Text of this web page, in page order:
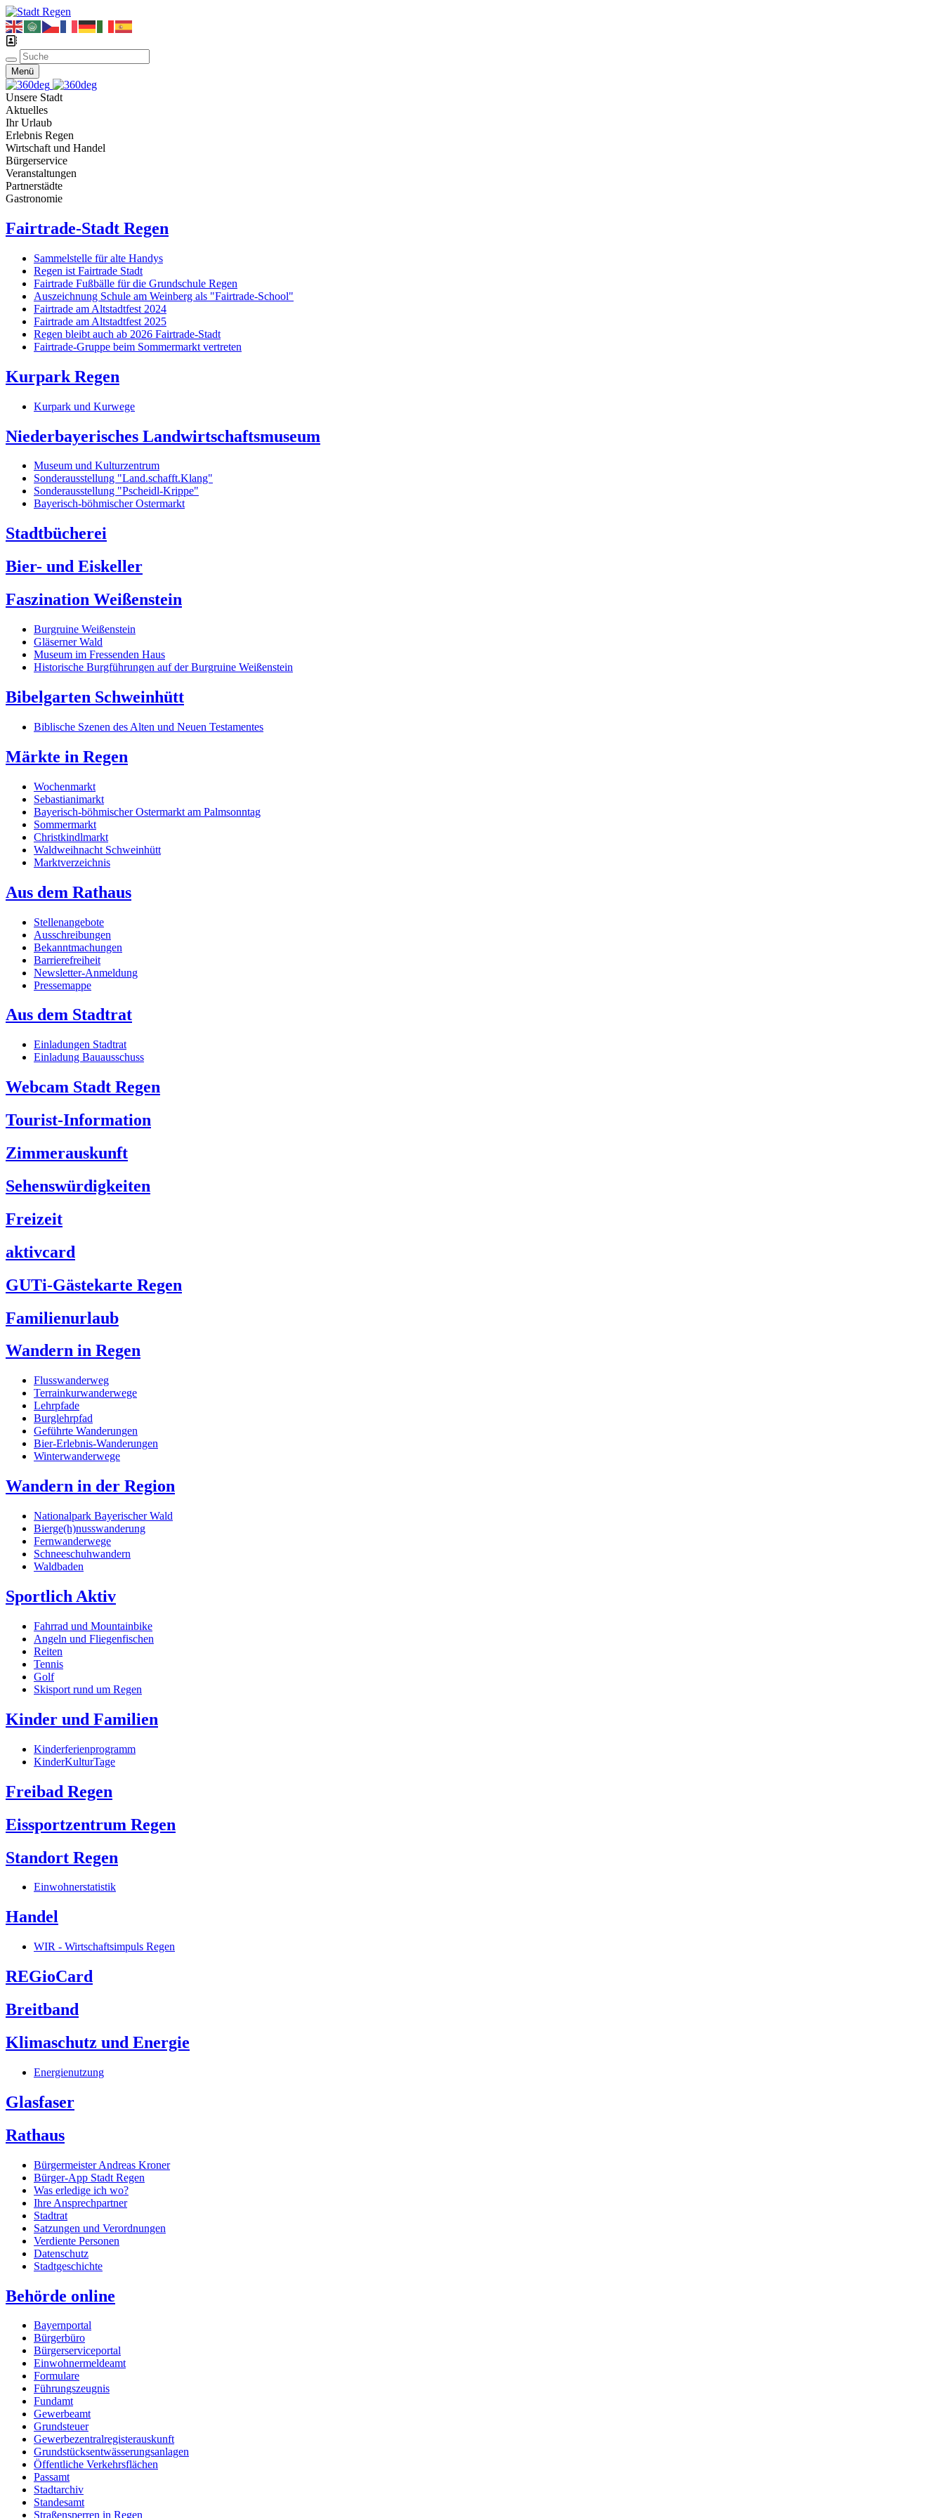
Menü
Unsere Stadt
Aktuelles
Ihr Urlaub
Erlebnis Regen
Wirtschaft und Handel
Bürgerservice
Veranstaltungen
Partnerstädte
Gastronomie
Fairtrade-Stadt Regen
Sammelstelle für alte Handys
Regen ist Fairtrade Stadt
Fairtrade Fußbälle für die Grundschule Regen
Auszeichnung Schule am Weinberg als "Fairtrade-School"
Fairtrade am Altstadtfest 2024
Fairtrade am Altstadtfest 2025
Regen bleibt auch ab 2026 Fairtrade-Stadt
Fairtrade-Gruppe beim Sommermarkt vertreten
Kurpark Regen
Kurpark und Kurwege
Niederbayerisches Landwirtschaftsmuseum
Museum und Kulturzentrum
Sonderausstellung "Land.schafft.Klang"
Sonderausstellung "Pscheidl-Krippe"
Bayerisch-böhmischer Ostermarkt
Stadtbücherei
Bier- und Eiskeller
Faszination Weißenstein
Burgruine Weißenstein
Gläserner Wald
Museum im Fressenden Haus
Historische Burgführungen auf der Burgruine Weißenstein
Bibelgarten Schweinhütt
Biblische Szenen des Alten und Neuen Testamentes
Märkte in Regen
Wochenmarkt
Sebastianimarkt
Bayerisch-böhmischer Ostermarkt am Palmsonntag
Sommermarkt
Christkindlmarkt
Waldweihnacht Schweinhütt
Marktverzeichnis
Aus dem Rathaus
Stellenangebote
Ausschreibungen
Bekanntmachungen
Barrierefreiheit
Newsletter-Anmeldung
Pressemappe
Aus dem Stadtrat
Einladungen Stadtrat
Einladung Bauausschuss
Webcam Stadt Regen
Tourist-Information
Zimmerauskunft
Sehenswürdigkeiten
Freizeit
aktivcard
GUTi-Gästekarte Regen
Familienurlaub
Wandern in Regen
Flusswanderweg
Terrainkurwanderwege
Lehrpfade
Burglehrpfad
Geführte Wanderungen
Bier-Erlebnis-Wanderungen
Winterwanderwege
Wandern in der Region
Nationalpark Bayerischer Wald
Bierge(h)nusswanderung
Fernwanderwege
Schneeschuhwandern
Waldbaden
Sportlich Aktiv
Fahrrad und Mountainbike
Angeln und Fliegenfischen
Reiten
Tennis
Golf
Skisport rund um Regen
Kinder und Familien
Kinderferienprogramm
KinderKulturTage
Freibad Regen
Eissportzentrum Regen
Standort Regen
Einwohnerstatistik
Handel
WIR - Wirtschaftsimpuls Regen
REGioCard
Breitband
Klimaschutz und Energie
Energienutzung
Glasfaser
Rathaus
Bürgermeister Andreas Kroner
Bürger-App Stadt Regen
Was erledige ich wo?
Ihre Ansprechpartner
Stadtrat
Satzungen und Verordnungen
Verdiente Personen
Datenschutz
Stadtgeschichte
Behörde online
Bayernportal
Bürgerbüro
Bürgerserviceportal
Einwohnermeldeamt
Formulare
Führungszeugnis
Fundamt
Gewerbeamt
Grundsteuer
Gewerbezentralregisterauskunft
Grundstücksentwässerungsanlagen
Öffentliche Verkehrsflächen
Passamt
Stadtarchiv
Standesamt
Straßensperren in Regen